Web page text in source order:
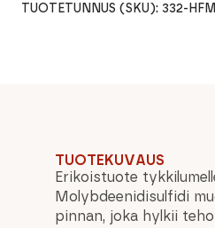
TUOTETUNNUS (SKU): 332-
TUOTEKUVAUS
Erikoistuote
Molybdeenidisulfidi
pinnan, joka hylkii